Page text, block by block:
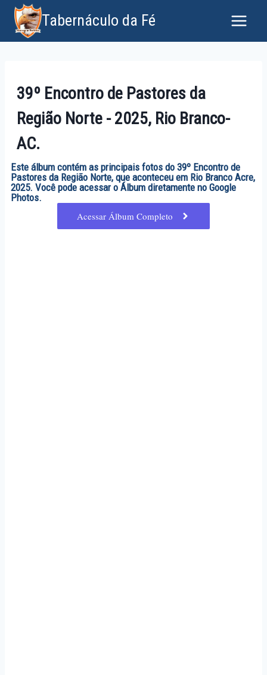
Tabernáculo da Fé
39º Encontro de Pastores da
Região Norte - 2025, Rio Branco-
AC.
Este álbum contém as principais fotos do 39º Encontro de
Pastores da Região Norte, que aconteceu em Rio Branco Acre,
2025. Você pode acessar o Álbum diretamente no Google
Photos.
Acessar Álbum Completo